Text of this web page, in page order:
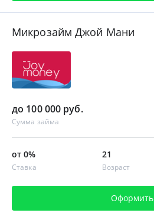
Микрозайм Джой Мани
до 100 000 руб.
Сумма займа
от 0%
Ставка
21
Возраст
Оформить